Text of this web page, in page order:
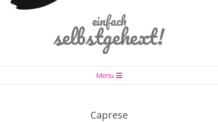
einfach
selbstgehext!
Navigation
Menu
Caprese